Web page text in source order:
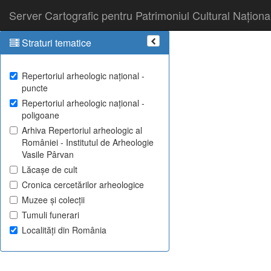
Server Cartografic pentru Patrimoniul Cultural
Straturi tematice
Repertoriul arheologic național -
puncte
Repertoriul arheologic național -
poligoane
Arhiva Repertoriul arheologic al
României - Institutul de Arheologie
Vasile Pârvan
Lăcașe de cult
Cronica cercetărilor arheologice
Muzee și colecții
Tumuli funerari
Localități din România